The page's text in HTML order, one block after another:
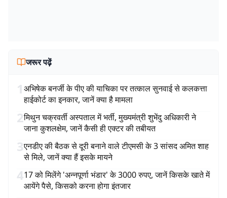
जरूर पढ़ें
1अभिषेक बनर्जी के पीए की याचिका पर तत्काल सुनवाई से कलकत्ता
हाईकोर्ट का इनकार, जानें क्या है मामला
2मिथुन चक्रवर्ती अस्पताल में भर्ती, मुख्यमंत्री शुभेंदु अधिकारी ने
जाना कुशलक्षेम, जानें कैसी ही एक्टर की तबीयत
3एनडीए की बैठक से दूरी बनाने वाले टीएमसी के 3 सांसद अमित शाह
से मिले, जानें क्या हैं इसके मायने
417 को मिलेंगे 'अन्नपूर्णा भंडार' के 3000 रुपए, जानें किसके खाते में
आयेंगे पैसे, किसको करना होगा इंतजार